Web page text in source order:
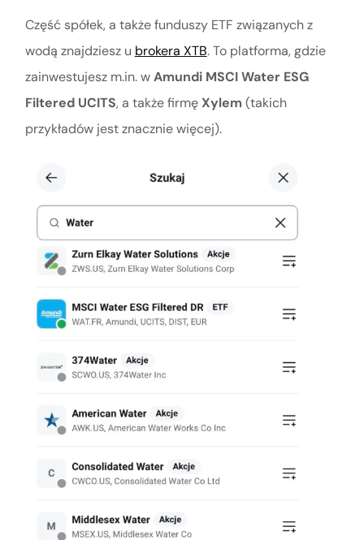
Część spółek, a także funduszy ETF związanych z
wodą znajdziesz u brokera XTB. To platforma, gdzie
zainwestujesz m.in. wAmundi MSCI Water ESG
Filtered UCITS, a także firmęXylem (takich
przykładów jest znacznie więcej).